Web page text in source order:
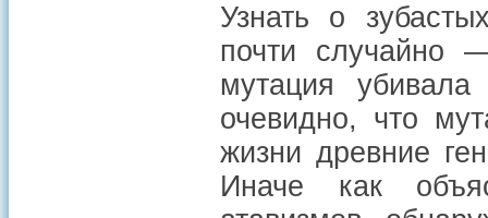
Узнать о
почти случайно
мутация
очевидно, что
жизни древние
Иначе как